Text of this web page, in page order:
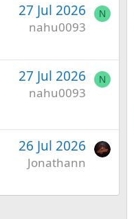
27 Jul 2026
nahu0093
N
27 Jul 2026
nahu0093
N
26 Jul 2026
Jonathann